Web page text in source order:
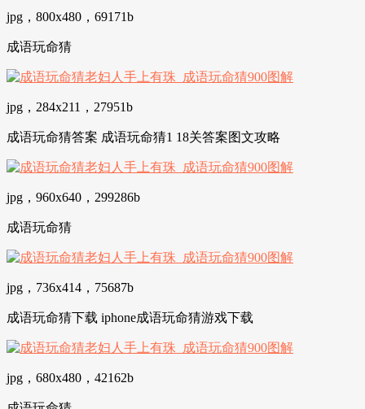
jpg，800x480，69171b
成语玩命猜
jpg，284x211，27951b
成语玩命猜答案 成语玩命猜1 18关答案图文攻略
jpg，960x640，299286b
成语玩命猜
jpg，736x414，75687b
成语玩命猜下载 iphone成语玩命猜游戏下载
jpg，680x480，42162b